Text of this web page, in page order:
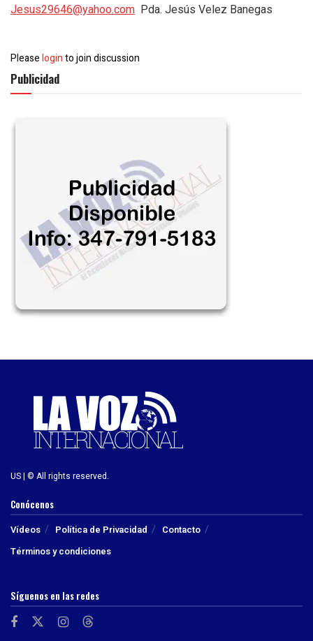
Jesus29646@yahoo.com Pda. Jesús Velez Banegas
Pleaseloginto join discussion
Publicidad
US | © All rights reserved.
Conócenos
Vídeos Política de Privacidad
Contacto
Términos y condiciones
Síguenos en las redes